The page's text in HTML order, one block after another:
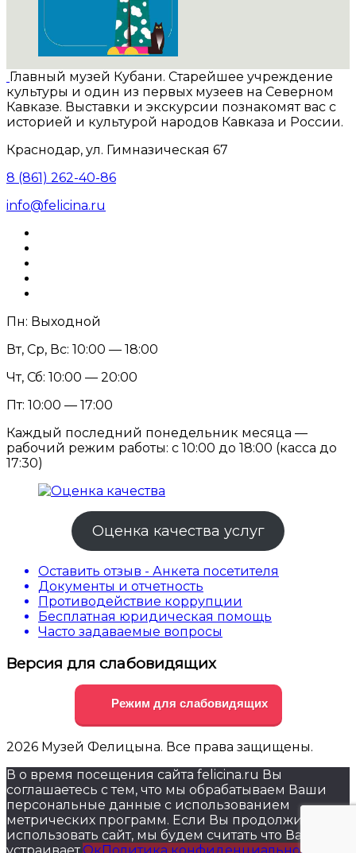
Главный музей Кубани. Старейшее учреждение
культуры и один из первых музеев на Северном
Кавказе. Выставки и экскурсии познакомят вас с
историей и культурой народов Кавказа и России.
Краснодар, ул. Гимназическая 67
8 (861) 262-40-86
info@felicina.ru
Пн: Выходной
Вт, Ср, Вс: 10:00 — 18:00
Чт, Сб: 10:00 — 20:00
Пт: 10:00 — 17:00
Каждый последний понедельник месяца —
рабочий режим работы: с 10:00 до 18:00 (касса до
17:30)
Оценка качества услуг
Оставить отзыв - Анкета посетителя
Документы и отчетность
Противодействие коррупции
Бесплатная юридическая помощь
Часто задаваемые вопросы
Версия для слабовидящих
Режим для слабовидящих
2026 Музей Фелицына. Все права защищены.
В о время посещения сайта felicina.ru Вы
соглашаетесь с тем, что мы обрабатываем Ваши
персональные данные с использованием
метрических программ. Если Вы продолжите
использовать сайт, мы будем считать что Вас это